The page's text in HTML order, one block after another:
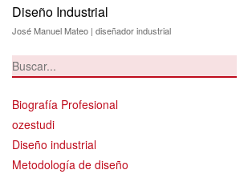
Diseño Industrial
José Manuel Mateo | diseñador industrial
Biografía Profesional
ozestudi
Diseño industrial
Metodología de diseño